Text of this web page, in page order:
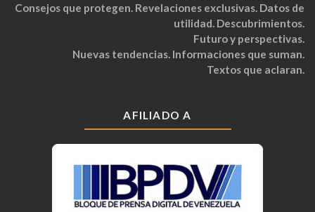
Consejos que protegen. Revelaciones exclusivas. Datos de
utilidad. Descubrimientos.
Futuro y perspectivas.
Nuevas tendencias. Informaciones que suman.
Textos que aclaran.
AFILIADO A